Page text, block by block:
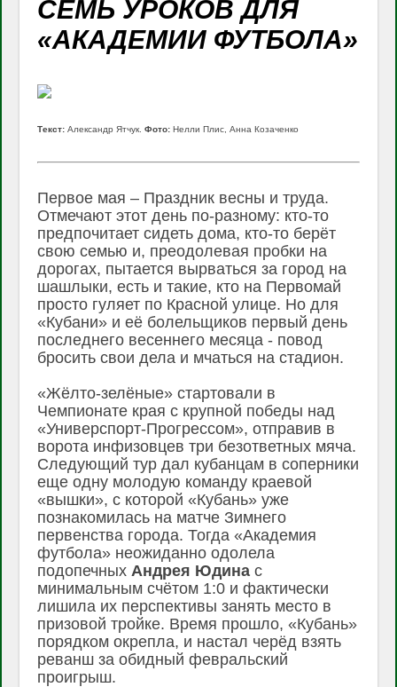
СЕМЬ УРОКОВ ДЛЯ
«АКАДЕМИИ ФУТБОЛА»
Текст: Александр Ятчук.Фото: Нелли Плис, Анна Козаченко
Первое мая – Праздник весны и труда.
Отмечают этот день по-разному: кто-то
предпочитает сидеть дома, кто-то берёт
свою семью и, преодолевая пробки на
дорогах, пытается вырваться за город на
шашлыки, есть и такие, кто на Первомай
просто гуляет по Красной улице. Но для
«Кубани» и её болельщиков первый день
последнего весеннего месяца - повод
бросить свои дела и мчаться на стадион.
«Жёлто-зелёные» стартовали в
Чемпионате края с крупной победы над
«Универспорт-Прогрессом», отправив в
ворота инфизовцев три безответных мяча.
Следующий тур дал кубанцам в соперники
еще одну молодую команду краевой
«вышки», с которой «Кубань» уже
познакомилась на матче Зимнего
первенства города. Тогда «Академия
футбола» неожиданно одолела
подопечных Андрея Юдина с
минимальным счётом 1:0 и фактически
лишила их перспективы занять место в
призовой тройке. Время прошло, «Кубань»
порядком окрепла, и настал черёд взять
реванш за обидный февральский
проигрыш.